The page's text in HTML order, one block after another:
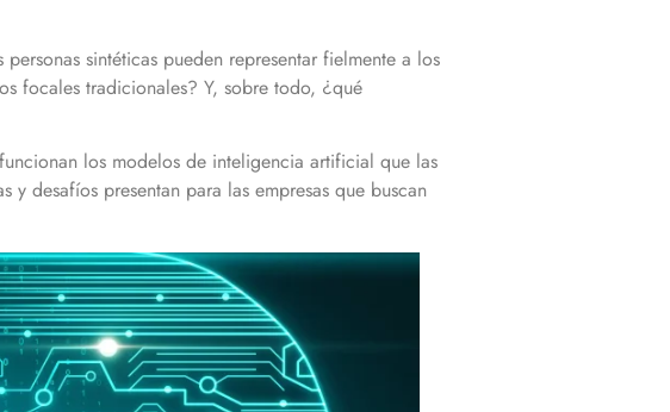
sintéticas pueden representar fielmente a los
focales tradicionales? Y, sobre todo, ¿qué
los modelos de inteligencia artificial que las
desafíos presentan para las empresas que buscan